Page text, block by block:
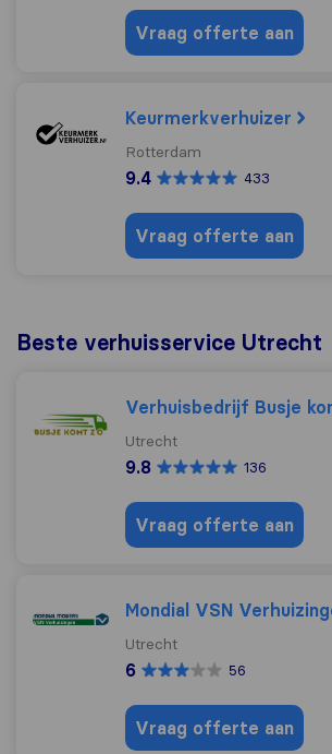
Vraag offerte aan
Keurmerkverhuizer
Rotterdam
9.4 433
Vraag offerte aan
Beste verhuisservice Utrecht
Verhuisbedrijf Busje
Utrecht
9.8 136
Vraag offerte aan
Mondial VSN
Utrecht
6 56
Vraag offerte aan